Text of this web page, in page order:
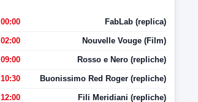
00:00 FabLab (replica)
02:00 Nouvelle Vouge (Film)
09:00 Rosso e Nero (repliche)
10:30 Buonissimo Red Roger (repliche)
12:00 Fili Meridiani (repliche)